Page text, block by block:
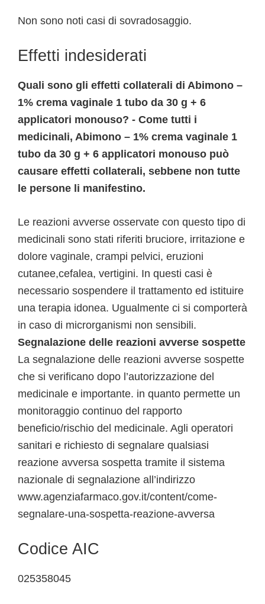
Non sono noti casi di sovradosaggio.
Effetti indesiderati
Quali sono gli effetti collaterali di Abimono –
1% crema vaginale 1 tubo da 30 g + 6
applicatori monouso? - Come tutti i
medicinali, Abimono – 1% crema vaginale 1
tubo da 30 g + 6 applicatori monouso può
causare effetti collaterali, sebbene non tutte
le persone li manifestino.
Le reazioni avverse osservate con questo tipo di
medicinali sono stati riferiti bruciore, irritazione e
dolore vaginale, crampi pelvici, eruzioni
cutanee,cefalea, vertigini. In questi casi è
necessario sospendere il trattamento ed istituire
una terapia idonea. Ugualmente ci si comporterà
in caso di microrganismi non sensibili.
Segnalazione delle reazioni avverse sospette
La segnalazione delle reazioni avverse sospette
che si verificano dopo l’autorizzazione del
medicinale e importante. in quanto permette un
monitoraggio continuo del rapporto
beneficio/rischio del medicinale. Agli operatori
sanitari e richiesto di segnalare qualsiasi
reazione avversa sospetta tramite il sistema
nazionale di segnalazione all’indirizzo
www.agenziafarmaco.gov.it/content/come-
segnalare-una-sospetta-reazione-avversa
Codice AIC
025358045